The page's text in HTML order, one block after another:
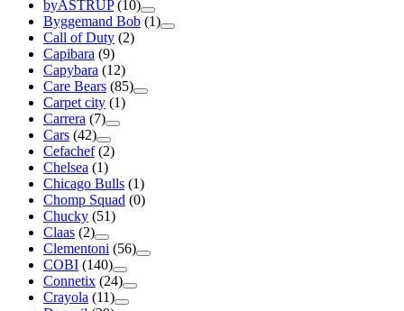
byASTRUP (10)
Byggemand Bob (1)
Call of Duty (2)
Capibara (9)
Capybara (12)
Care Bears (85)
Carpet city (1)
Carrera (7)
Cars (42)
Cefachef (2)
Chelsea (1)
Chicago Bulls (1)
Chomp Squad (0)
Chucky (51)
Claas (2)
Clementoni (56)
COBI (140)
Connetix (24)
Crayola (11)